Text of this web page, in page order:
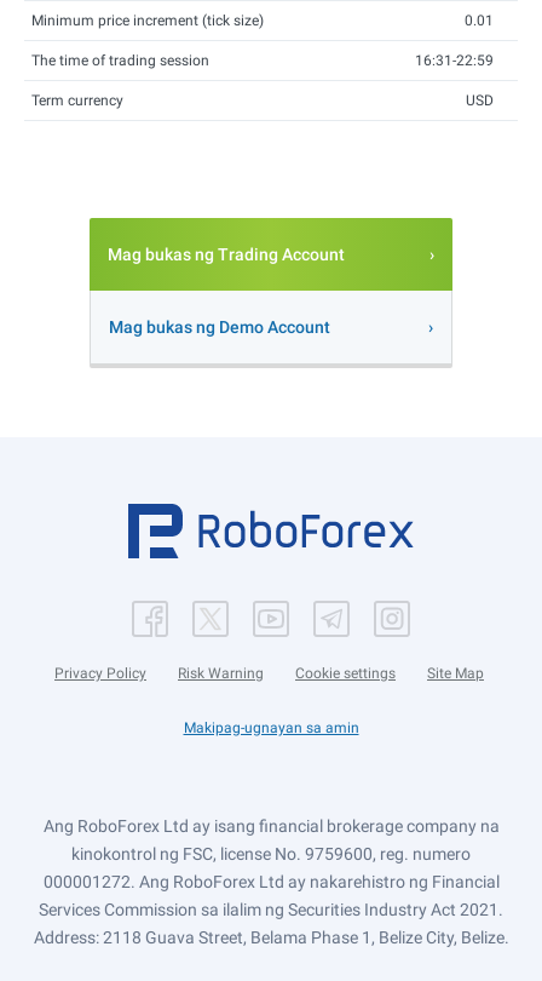
Minimum price increment (tick size) 0.01
The time of trading session 16:31-22:59
Term currency USD
Mag bukas ng Trading Account
Mag bukas ng Demo Account
Privacy Policy Risk Warning Cookie settings Site Map
Makipag-ugnayan sa amin
Ang RoboForex Ltd ay isang financial brokerage company na
kinokontrol ng FSC, license No. 9759600, reg. numero
000001272. Ang RoboForex Ltd ay nakarehistro ng Financial
Services Commission sa ilalim ng Securities Industry Act 2021.
Address: 2118 Guava Street, Belama Phase 1, Belize City, Belize.